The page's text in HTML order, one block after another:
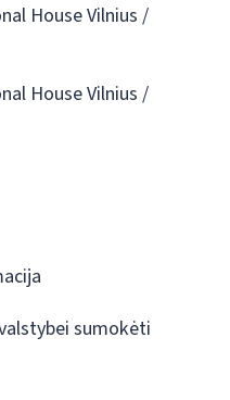
House Vilnius /
House Vilnius /
sumokėti